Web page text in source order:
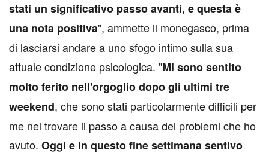
stati un significativo passo avanti, e questa è
una nota positiva", ammette il monegasco, prima
di lasciarsi andare a uno sfogo intimo sulla sua
attuale condizione psicologica. "Mi sono sentito
molto ferito nell'orgoglio dopo gli ultimi tre
weekend, che sono stati particolarmente difficili per
me nel trovare il passo a causa dei problemi che ho
avuto. Oggi e in questo fine settimana sentivo